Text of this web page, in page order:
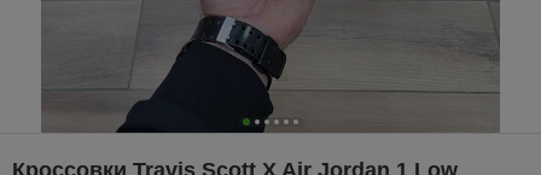
Кроссовки Travis Scott X Air Jordan 1 Low